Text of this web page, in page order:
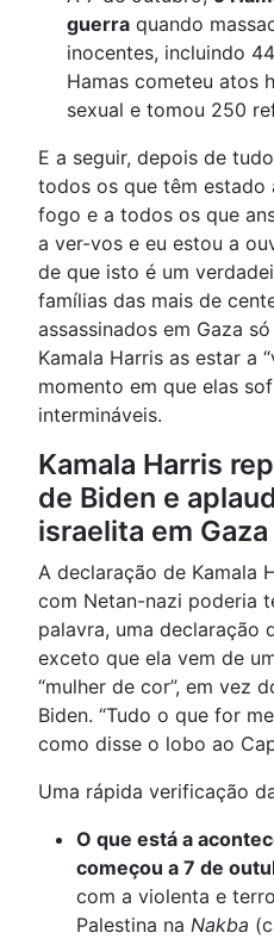
guerra quando
inocentes, incluindo
Hamas cometeu atos
sexual e tomou 250
E a seguir, depois de
todos os que têm estado
fogo e a todos os que
a ver-vos e eu estou a
de que isto é um
famílias das mais de
assassinados em Gaza
Kamala Harris as estar a
momento em que elas
intermináveis.
Kamala Harris
de Biden e
israelita em Gaza
A declaração de Kamala
com Netan-nazi poderia
palavra, uma declaração
exceto que ela vem de
“mulher de cor”, em vez
Biden. “Tudo o que for
como disse o lobo ao
Uma rápida verificação
O que está a
começou a 7 de
com a violenta e
Palestina na Nakba